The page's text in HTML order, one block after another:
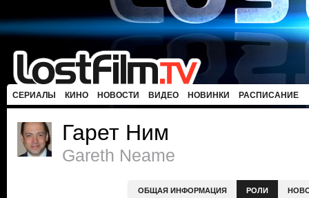
СЕРИАЛЫ КИНО НОВОСТИ ВИДЕО НОВИНКИ РАСПИСАНИЕ
Гарет Ним
Gareth Neame
ОБЩАЯ ИНФОРМАЦИЯ РОЛИ